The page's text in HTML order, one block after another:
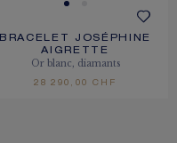
BRACELET JOSÉPHINE
AIGRETTE
Or blanc, diamants
28 290,00 CHF